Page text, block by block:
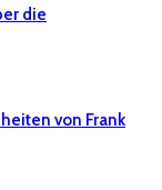
die
von Frank